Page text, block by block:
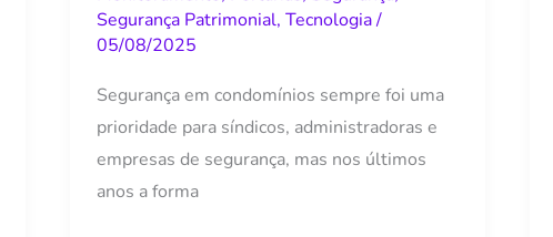
Segurança Patrimonial,Tecnologia/
05/08/2025
Segurança em condomínios sempre foi uma
prioridade para síndicos, administradoras e
empresas de segurança, mas nos últimos
anos a forma